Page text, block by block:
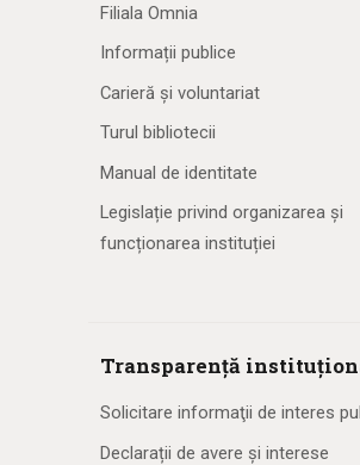
Filiala Omnia
Informații publice
Carieră și voluntariat
Turul bibliotecii
Manual de identitate
Legislație privind organizarea și
funcționarea instituției
Transparență
Solicitare informaţii de interes
Declarații de avere și interese